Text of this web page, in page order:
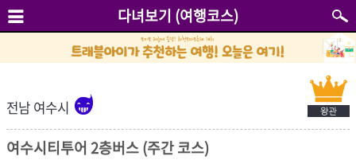
다녀보기 (여행코스)
전남 여수시
여수시티투어 2층버스 (주간 코스)